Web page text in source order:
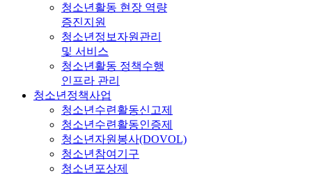
청소년활동 현장 역량
증진지원
청소년정보자원관리
및 서비스
청소년활동 정책수행
인프라 관리
청소년정책사업
청소년수련활동신고제
청소년수련활동인증제
청소년자원봉사(DOVOL)
청소년참여기구
청소년포상제